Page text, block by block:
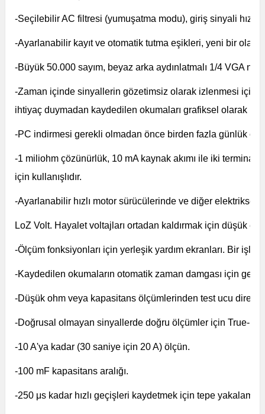
-Seçilebilir AC filtresi (yumuşatma modu), giriş sinyali
-Ayarlanabilir kayıt ve otomatik tutma eşikleri, yeni bir
-Büyük 50.000 sayım, beyaz arka aydınlatmalı 1/4 VGA
-Zaman içinde sinyallerin gözetimsiz olarak izlenmesi için
ihtiyaç duymadan kaydedilen okumaları grafiksel olarak
-PC indirmesi gerekli olmadan önce birden fazla günlük
-1 miliohm çözünürlük, 10 mA kaynak akımı ile iki terminal
için kullanışlıdır.
-Ayarlanabilir hızlı motor sürücülerinde ve diğer
LoZ Volt. Hayalet voltajları ortadan kaldırmak için düşük
-Ölçüm fonksiyonları için yerleşik yardım ekranları. Bir
-Kaydedilen okumaların otomatik zaman damgası için
-Düşük ohm veya kapasitans ölçümlerinden test ucu
-Doğrusal olmayan sinyallerde doğru ölçümler için True-
-10 A'ya kadar (30 saniye için 20 A) ölçün.
-100 mF kapasitans aralığı.
-250 μs kadar hızlı geçişleri kaydetmek için tepe yakalama.